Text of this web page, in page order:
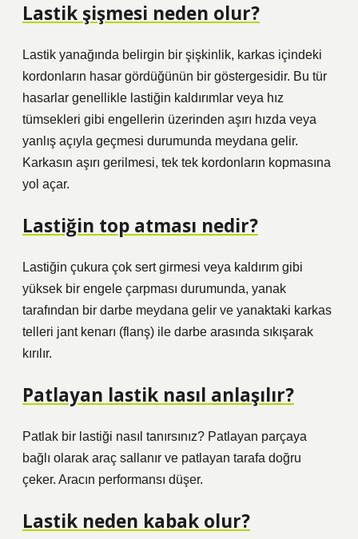
Lastik şişmesi neden olur?
Lastik yanağında belirgin bir şişkinlik, karkas içindeki
kordonların hasar gördüğünün bir göstergesidir. Bu tür
hasarlar genellikle lastiğin kaldırımlar veya hız
tümsekleri gibi engellerin üzerinden aşırı hızda veya
yanlış açıyla geçmesi durumunda meydana gelir.
Karkasın aşırı gerilmesi, tek tek kordonların kopmasına
yol açar.
Lastiğin top atması nedir?
Lastiğin çukura çok sert girmesi veya kaldırım gibi
yüksek bir engele çarpması durumunda, yanak
tarafından bir darbe meydana gelir ve yanaktaki karkas
telleri jant kenarı (flanş) ile darbe arasında sıkışarak
kırılır.
Patlayan lastik nasıl anlaşılır?
Patlak bir lastiği nasıl tanırsınız? Patlayan parçaya
bağlı olarak araç sallanır ve patlayan tarafa doğru
çeker. Aracın performansı düşer.
Lastik neden kabak olur?